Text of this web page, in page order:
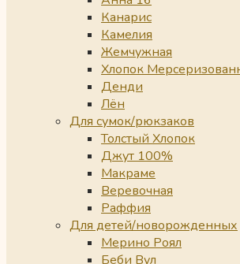
Канарис
Камелия
Жемчужная
Хлопок
Денди
Лён
Для сумок/рюкзаков
Толстый Хлопок
Джут 100%
Макраме
Веревочная
Раффия
Для детей/новорожденных
Мерино Роял
Беби Вул